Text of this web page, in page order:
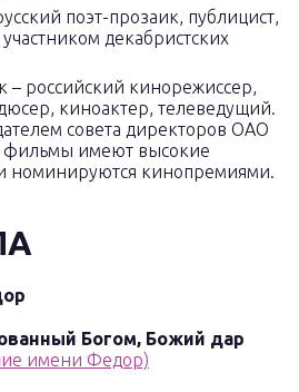
поэт-прозаик, публицист,
декабристских
– российский кинорежиссер,
киноактер, телеведущий.
совета директоров ОАО
фильмы имеют высокие
номинируются кинопремиями.
Богом, Божий дар
имени Федор)